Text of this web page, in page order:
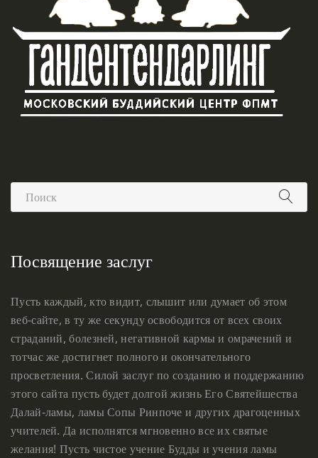
Посвящение заслуг
Пусть каждый, кто видит, слышит или думает об этом
веб-сайте, в ту же секунду освободится от всех своих
страданий, болезней, негативной кармы и омрачений и
тотчас же достигнет полного и окончательного
просветления. Силой заслуг по созданию и поддержанию
этого сайта пусть будет долгой жизнь Его Святейшества
Далай-ламы, ламы Сопы Ринпоче и других драгоценных
учителей. Да исполнятся мгновенно все их святые
желания! Пусть чистое учение Будды и учения ламы